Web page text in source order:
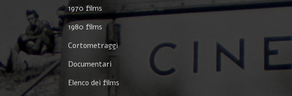
1970 films
1980 films
Cortometraggi
Documentari
Elenco dei films